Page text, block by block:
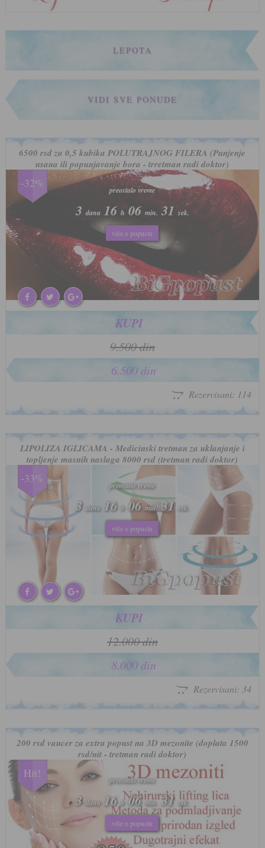
LEPOTA
VIDI SVE PONUDE
6500 rsd za 0,5 kubika POLUTRAJNOG FILERA (Punjenje
usana ili popunjavanje bora - trretman radi doktor)
-32%
preostalo vreme
3dana 16 h 06 min. 28 sek.
više o popustu
preostalo vreme
3dana 16 h 06 min. 28 sek.
više o popustu
KUPI
9.500 din
6.500 din
Rezervisani: 114
LIPOLIZA IGLICAMA - Medicinski tretman za uklanjanje i
topljenje masnih naslaga 8000 rsd (tretman radi doktor)
-33%
preostalo vreme
3 dana 16 h 06min. 28 sek.
više o popustu
preostalo vreme
3 dana 16 h 06min. 28 sek.
više o popustu
KUPI
12.000 din
8.000 din
Rezervisani: 34
200 rsd vaucer za extra popust na 3D mezonite (doplata 1500
rsd/nit - tretman radi doktor)
Hit!
preostalo vreme
3 dana 16 h 06min. 28 sek.
više o popustu
preostalo vreme
3 dana 16 h 06min. 28 sek.
više o popustu